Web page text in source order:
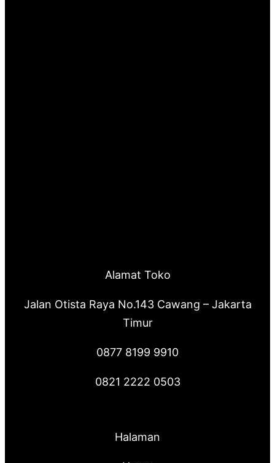
Alamat Toko
Jalan Otista Raya No.143 Cawang – Jakarta
Timur
0877 8199 9910
0821 2222 0503
Halaman